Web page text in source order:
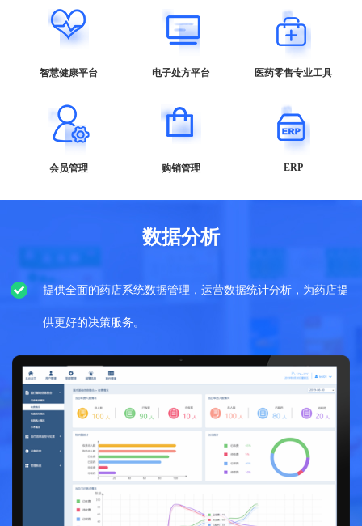
智慧健康平台 电子处方平台 医药零售专业工具
会员管理 购销管理 ERP
数据分析
提供全面的药店系统数据管理，运营数据统计分析，为药店提
供更好的决策服务。